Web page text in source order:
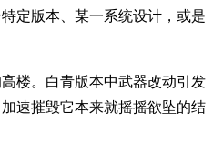
定版本、某一系统设计，或是
楼。白青版本中武器改动引发
速摧毁它本来就摇摇欲坠的结